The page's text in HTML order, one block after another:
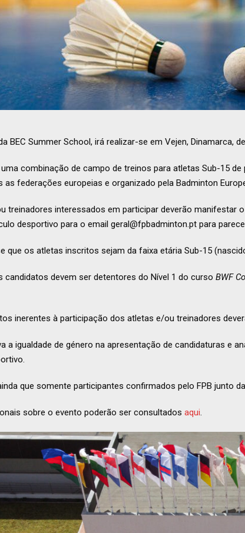
BEC Summer School, irá realizar-se em Vejen, Dinamarca,
combinação de campo de treinos para atletas Sub-15
as federações europeias e organizado pela Badminton
treinadores interessados em participar deverão manifestar
desportivo para o email geral@fpbadminton.pt para
que os atletas inscritos sejam da faixa etária Sub-15
candidatos devem ser detentores do Nível 1 do curso BWF
inerentes à participação dos atletas e/ou treinadores
a igualdade de género na apresentação de candidaturas e
que somente participantes confirmados pelo FPB junto
sobre o evento poderão ser consultados aqui.